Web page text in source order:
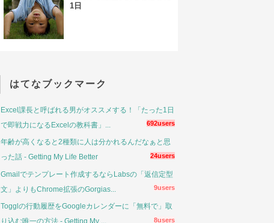
1日
はてなブックマーク
Excel課長と呼ばれる男がオススメする！「たった1日
で即戦力になるExcelの教科書」...
692users
年齢が高くなると2種類に人は分かれるんだなぁと思
った話 - Getting My Life Better
24users
Gmailでテンプレート作成するならLabsの「返信定型
文」よりもChrome拡張のGorgias...
9users
Togglの行動履歴をGoogleカレンダーに「無料で」取
8users